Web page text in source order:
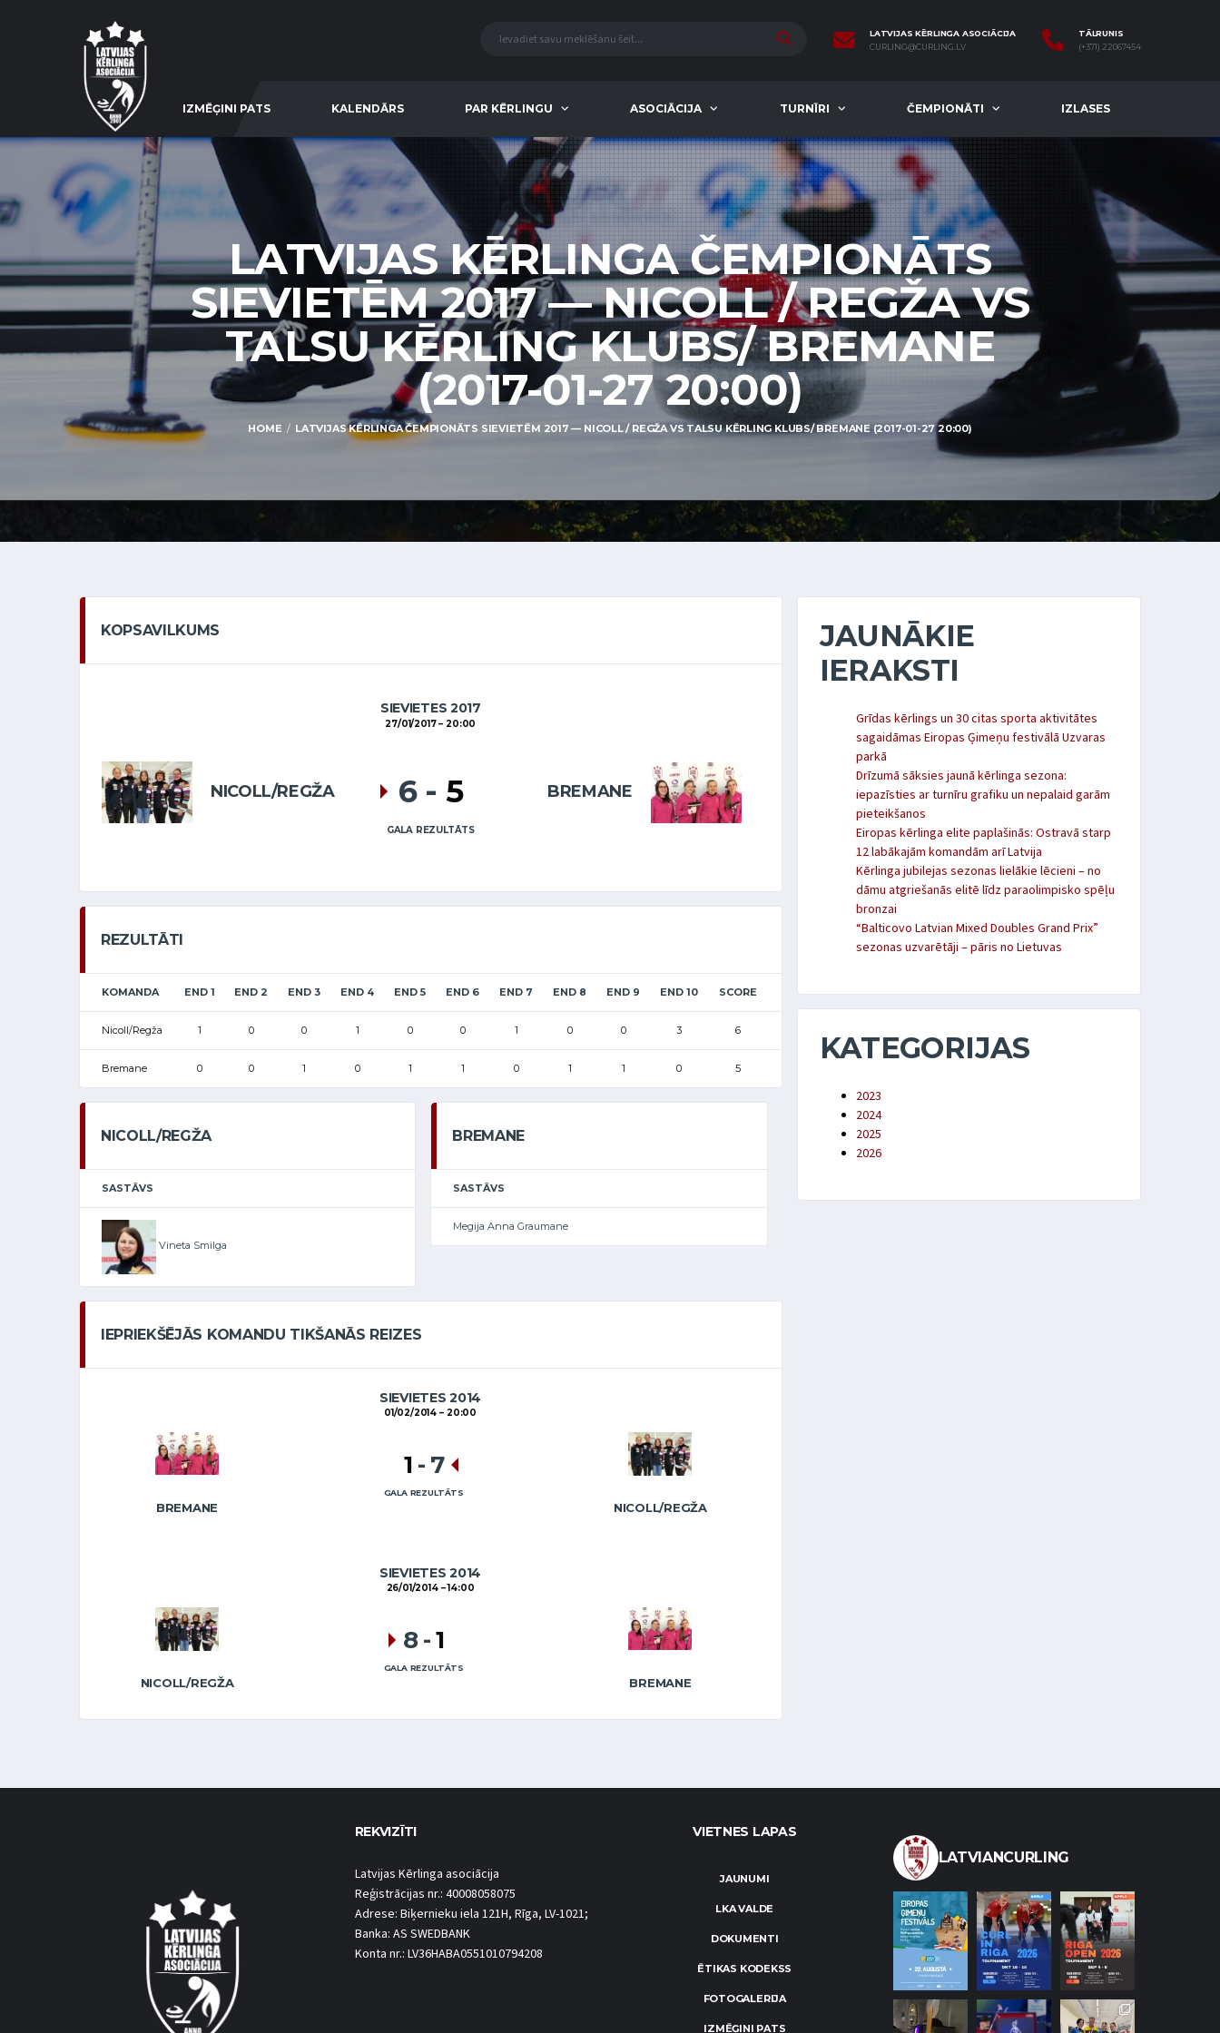
LATVIJAS KĒRLINGA ASOCIĀCIJA
CURLING@CURLING.LV
TĀLRUNIS
(+371) 22067454
IZMĒĢINI PATS KALENDĀRS PAR KĒRLINGU ASOCIĀCIJA TURNĪRI ČEMPIONĀTI IZLASES
LATVIJAS KĒRLINGA ČEMPIONĀTS
SIEVIETĒM 2017 — NICOLL / REGŽA VS
TALSU KĒRLING KLUBS/ BREMANE
(2017-01-27 20:00)
HOME LATVIJAS KĒRLINGA ČEMPIONĀTS SIEVIETĒM 2017 — NICOLL / REGŽA VS TALSU KĒRLING KLUBS/ BREMANE (2017-01-27 20:00)
KOPSAVILKUMS
SIEVIETES 2017
27/01/2017 20:00
NICOLL/REGŽA BREMANE
6 - 5
GALA REZULTĀTS
REZULTĀTI
KOMANDA END 1 END 2 END 3 END 4 END 5 END 6 END 7 END 8 END 9 END 10 SCORE
Nicoll/Regža 1 0 0 1 0 0 1 0 0 3 6
Bremane 0 0 1 0 1 1 0 1 1 0 5
NICOLL/REGŽA
SASTĀVS
Vineta Smilga
BREMANE
SASTĀVS
Megija Anna Graumane
IEPRIEKŠĒJĀS KOMANDU TIKŠANĀS REIZES
SIEVIETES 2014
01/02/2014 20:00
BREMANE NICOLL/REGŽA
1 - 7
GALA REZULTĀTS
SIEVIETES 2014
26/01/2014 14:00
NICOLL/REGŽA BREMANE
8 -1
GALA REZULTĀTS
JAUNĀKIE
IERAKSTI
Grīdas kērlings un 30 citas sporta aktivitātes
sagaidāmas Eiropas Ģimeņu festivālā Uzvaras
parkā
Drīzumā sāksies jaunā kērlinga sezona:
iepazīsties ar turnīru grafiku un nepalaid garām
pieteikšanos
Eiropas kērlinga elite paplašinās: Ostravā starp
12 labākajām komandām arī Latvija
Kērlinga jubilejas sezonas lielākie lēcieni – no
dāmu atgriešanās elitē līdz paraolimpisko spēļu
bronzai
“Balticovo Latvian Mixed Doubles Grand Prix”
sezonas uzvarētāji – pāris no Lietuvas
KATEGORIJAS
2023
2024
2025
2026
REKVIZĪTI
Latvijas Kērlinga asociācija
Reģistrācijas nr.: 40008058075
Adrese: Biķernieku iela 121H, Rīga, LV-1021;
Banka: AS SWEDBANK
Konta nr.: LV36HABA0551010794208
VIETNES LAPAS
JAUNUMI
LKA VALDE
DOKUMENTI
ĒTIKAS KODEKSS
FOTOGALERIJA
IZMĒĢINI PATS
LATVIANCURLING